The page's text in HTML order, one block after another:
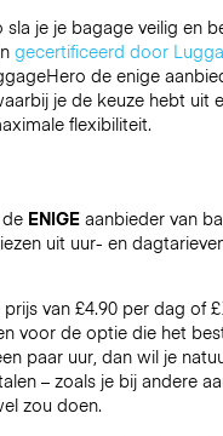
sla je je bagage veilig en
gecertificeerd door
de enige
je de keuze hebt uit
flexibiliteit.
ENIGEaanbieder van
uit uur- en
van £4.90 per dag of
voor de optie die het
paar uur, dan wil je
– zoals je bij andere
zou doen.